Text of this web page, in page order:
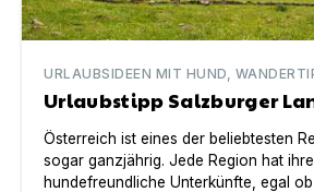
URLAUBSIDEEN MIT HUND,
Urlaubstipp Salzburger
Österreich ist eines der beliebtesten
sogar ganzjährig. Jede Region hat
hundefreundliche Unterkünfte, egal